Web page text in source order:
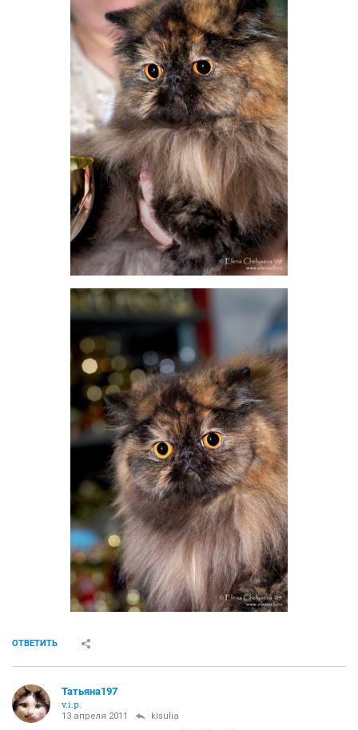
ОТВЕТИТЬ
Татьяна197
v.i.p.
13 апреля 2011 kisulia